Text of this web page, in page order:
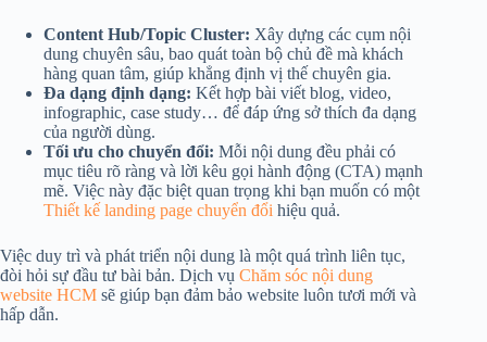
Content Hub/Topic Cluster: Xây dựng các cụm nội
dung chuyên sâu, bao quát toàn bộ chủ đề mà khách
hàng quan tâm, giúp khẳng định vị thế chuyên gia.
Đa dạng định dạng: Kết hợp bài viết blog, video,
infographic, case study… để đáp ứng sở thích đa dạng
của người dùng.
Tối ưu cho chuyển đổi: Mỗi nội dung đều phải có
mục tiêu rõ ràng và lời kêu gọi hành động (CTA) mạnh
mẽ. Việc này đặc biệt quan trọng khi bạn muốn có một
Thiết kế landing page chuyển đổi hiệu quả.
Việc duy trì và phát triển nội dung là một quá trình liên tục,
đòi hỏi sự đầu tư bài bản. Dịch vụ Chăm sóc nội dung
website HCM sẽ giúp bạn đảm bảo website luôn tươi mới và
hấp dẫn.